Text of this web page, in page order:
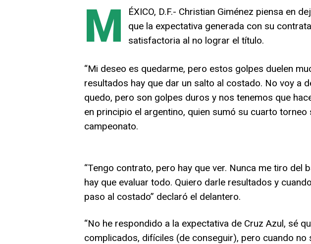
M
ÉXICO, D.F.- Christian Giménez piensa en
que la expectativa generada con su
satisfactoria al no lograr el título.
“Mi deseo es quedarme, pero estos golpes duelen
resultados hay que dar un salto al costado. No voy a
quedo, pero son golpes duros y nos tenemos que
en principio el argentino, quien sumó su cuarto torneo
campeonato.
“Tengo contrato, pero hay que ver. Nunca me tiro del
hay que evaluar todo. Quiero darle resultados y
paso al costado” declaró el delantero.
“No he respondido a la expectativa de Cruz Azul, sé
complicados, difíciles (de conseguir), pero cuando no